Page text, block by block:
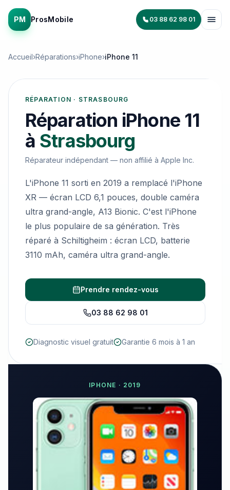
PM ProsMobile 03 88 62 98 01
Accueil›Réparations›iPhone›iPhone 11
RÉPARATION · STRASBOURG
Réparation iPhone 11
à Strasbourg
Réparateur indépendant — non affilié à Apple Inc.
L'iPhone 11 sorti en 2019 a remplacé l'iPhone
XR — écran LCD 6,1 pouces, double caméra
ultra grand-angle, A13 Bionic. C'est l'iPhone
le plus populaire de sa génération. Très
réparé à Schiltigheim : écran LCD, batterie
3110 mAh, caméra ultra grand-angle.
Prendre rendez-vous
03 88 62 98 01
Diagnostic visuel gratuit Garantie 6 mois à 1 an
IPHONE · 2019